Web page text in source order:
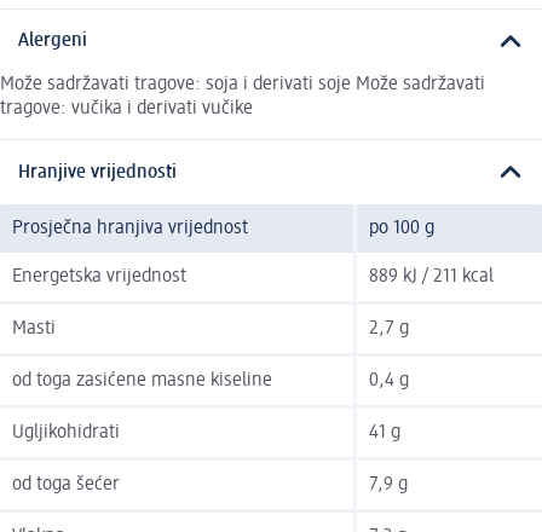
Alergeni
Može sadržavati tragove: soja i derivati soje Može sadržavati
tragove: vučika i derivati vučike
Hranjive vrijednosti
Prosječna hranjiva vrijednost po 100 g
Energetska vrijednost 889 kJ / 211 kcal
Masti 2,7 g
od toga zasićene masne kiseline 0,4 g
Ugljikohidrati 41 g
od toga šećer 7,9 g